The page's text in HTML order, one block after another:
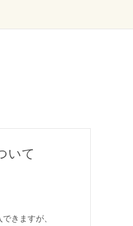
いて
きますが、